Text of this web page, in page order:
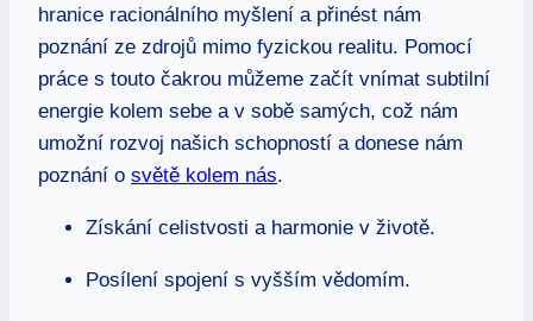
hranice racionálního myšlení a přinést nám
poznání ze zdrojů​ mimo fyzickou realitu. Pomocí
práce s touto čakrou můžeme začít vnímat subtilní
energie kolem sebe a v sobě samých, což nám ​
umožní rozvoj našich schopností a donese nám
poznání o světě kolem nás.
Získání celistvosti a harmonie v životě.
Posílení spojení⁤ s vyšším vědomím.